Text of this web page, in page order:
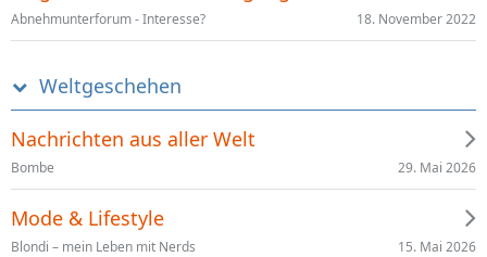
Abnehmunterforum - Interesse? 18. November 2022
Weltgeschehen
Nachrichten aus aller Welt
Bombe 29. Mai 2026
Mode & Lifestyle
Blondi – mein Leben mit Nerds 15. Mai 2026